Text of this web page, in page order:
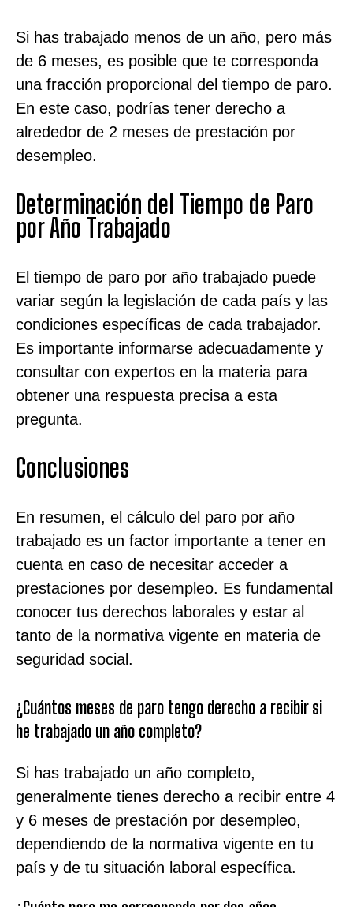
Si has trabajado menos de un año, pero más
de 6 meses, es posible que te corresponda
una fracción proporcional del tiempo de paro.
En este caso, podrías tener derecho a
alrededor de 2 meses de prestación por
desempleo.
Determinación del Tiempo de Paro
por Año Trabajado
El tiempo de paro por año trabajado puede
variar según la legislación de cada país y las
condiciones específicas de cada trabajador.
Es importante informarse adecuadamente y
consultar con expertos en la materia para
obtener una respuesta precisa a esta
pregunta.
Conclusiones
En resumen, el cálculo del paro por año
trabajado es un factor importante a tener en
cuenta en caso de necesitar acceder a
prestaciones por desempleo. Es fundamental
conocer tus derechos laborales y estar al
tanto de la normativa vigente en materia de
seguridad social.
¿Cuántos meses de paro tengo derecho a recibir si
he trabajado un año completo?
Si has trabajado un año completo,
generalmente tienes derecho a recibir entre 4
y 6 meses de prestación por desempleo,
dependiendo de la normativa vigente en tu
país y de tu situación laboral específica.